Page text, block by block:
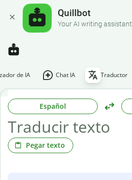
Quillbot
Your AI writing assistant
de IA Chat IA Traductor
Español
Pegar texto